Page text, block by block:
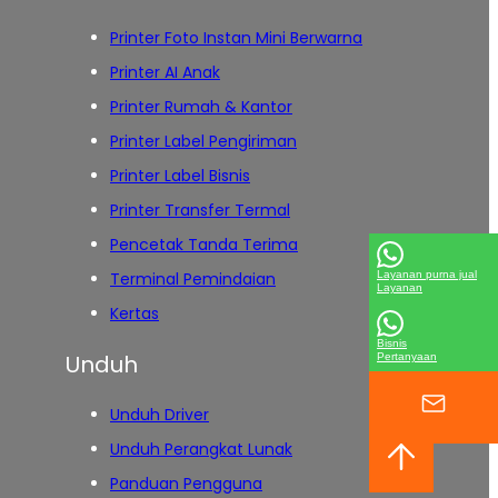
Printer Foto Instan Mini Berwarna
Printer AI Anak
Printer Rumah & Kantor
Printer Label Pengiriman
Printer Label Bisnis
Printer Transfer Termal
Pencetak Tanda Terima
Terminal Pemindaian
Kertas
Unduh
Unduh Driver
Unduh Perangkat Lunak
Panduan Pengguna
Layanan purna jual
Layanan
Bisnis
Pertanyaan